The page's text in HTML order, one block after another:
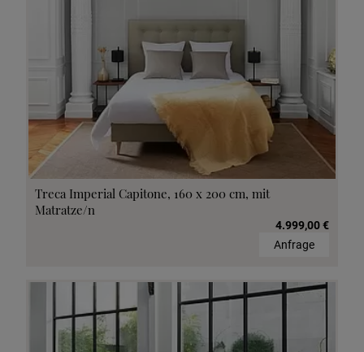
Treca Imperial Capitone, 160 x 200 cm, mit
Matratze/n
4.999,00 €
Anfrage